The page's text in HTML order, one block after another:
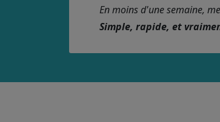
En moins d'une semaine,
Simple, rapide, et